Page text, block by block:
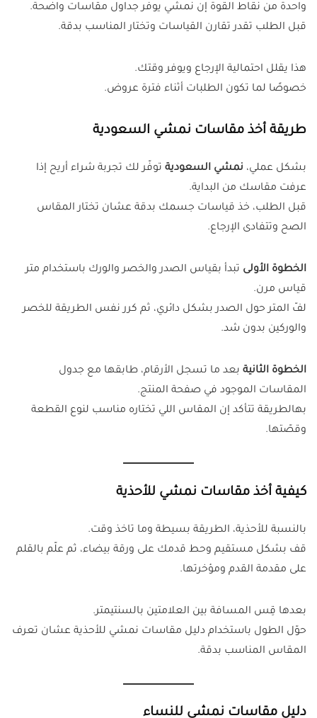
واحدة من نقاط القوة إن نمشي يوفر جداول مقاسات واضحة.
قبل الطلب تقدر تقارن القياسات وتختار المناسب بدقة.
هذا يقلل احتمالية الإرجاع ويوفر وقتك.
خصوصًا لما تكون الطلبات أثناء فترة عروض.
طريقة أخذ مقاسات نمشي السعودية
بشكل عملي، نمشي السعودية توفّر لك تجربة شراء أريح إذا
عرفت مقاسك من البداية.
قبل الطلب، خذ قياسات جسمك بدقة عشان تختار المقاس
الصح وتتفادى الإرجاع.
الخطوة الأولى تبدأ بقياس الصدر والخصر والورك باستخدام متر
قياس مرن.
لفّ المتر حول الصدر بشكل دائري، ثم كرر نفس الطريقة للخصر
والوركين بدون شد.
الخطوة الثانية بعد ما تسجل الأرقام، طابقها مع جدول
المقاسات الموجود في صفحة المنتج.
بهالطريقة تتأكد إن المقاس اللي تختاره مناسب لنوع القطعة
وقصّتها.
كيفية أخذ مقاسات نمشي للأحذية
بالنسبة للأحذية، الطريقة بسيطة وما تاخذ وقت.
قف بشكل مستقيم وحط قدمك على ورقة بيضاء، ثم علّم بالقلم
على مقدمة القدم ومؤخرتها.
بعدها قِس المسافة بين العلامتين بالسنتيمتر.
حوّل الطول باستخدام دليل مقاسات نمشي للأحذية عشان تعرف
المقاس المناسب بدقة.
دليل مقاسات نمشي للنساء